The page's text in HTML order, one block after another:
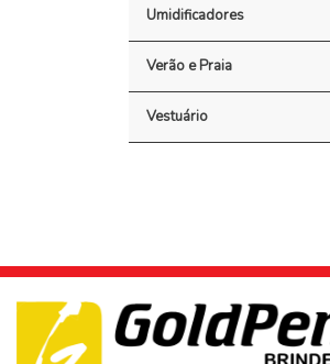
Umidificadores
Verão e Praia
Vestuário